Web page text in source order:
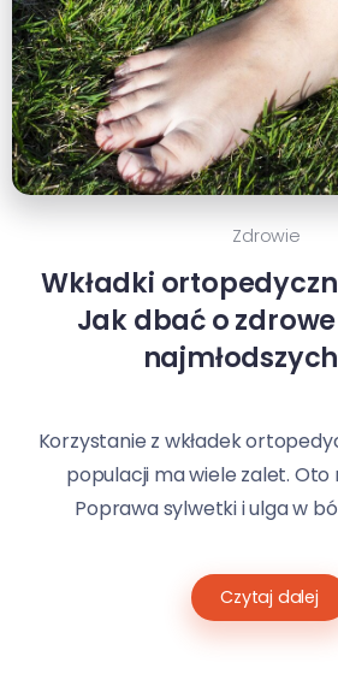
Zdrowie
Wkładki
Jak dbać o
Korzystanie z wkładek
populacji ma wiele zalet. Oto
Poprawa sylwetki i ulga w
Czytaj dalej